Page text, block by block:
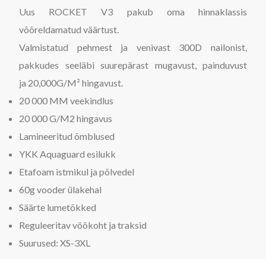
Uus ROCKET V3 pakub oma hinnaklassis
võõreldamatud väärtust.
Valmistatud pehmest ja venivast 300D nailonist,
pakkudes seeläbi suurepärast mugavust, painduvust
ja 20,000G/M² hingavust.
20 000 MM veekindlus
20 000 G/M2 hingavus
Lamineeritud õmblused
YKK Aquaguard esilukk
Etafoam istmikul ja põlvedel
60g vooder ülakehal
Säärte lumetõkked
Reguleeritav vöökoht ja traksid
Suurused: XS-3XL